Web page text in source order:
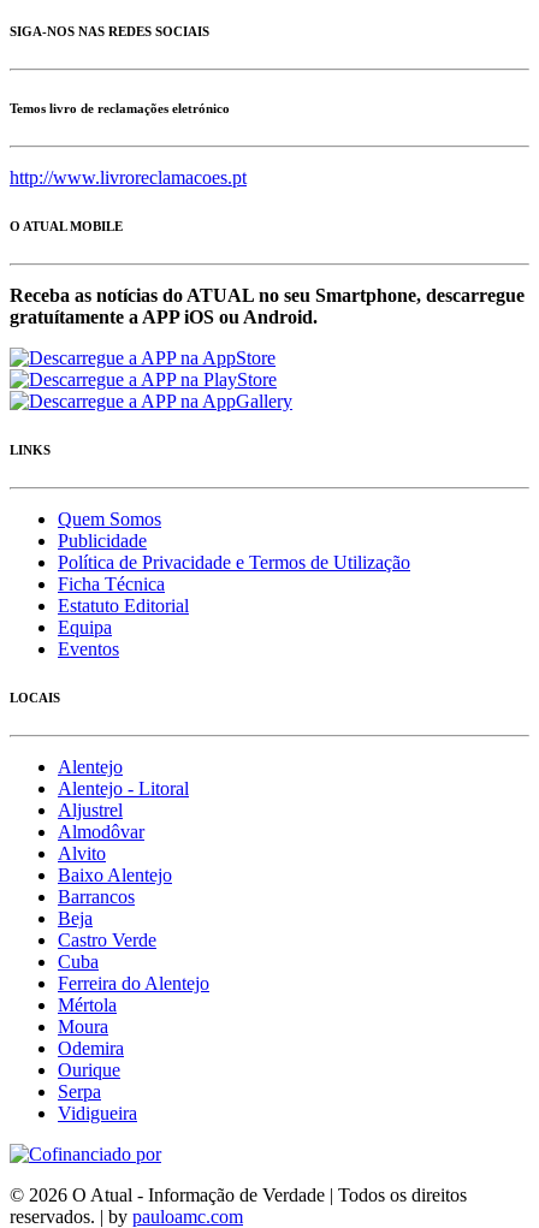
SIGA-NOS NAS REDES SOCIAIS
Temos livro de reclamações eletrónico
http://www.livroreclamacoes.pt
O ATUAL MOBILE
Receba as notícias do ATUAL no seu Smartphone, descarregue
gratuítamente a APP iOS ou Android.
LINKS
Quem Somos
Publicidade
Política de Privacidade e Termos de Utilização
Ficha Técnica
Estatuto Editorial
Equipa
Eventos
LOCAIS
Alentejo
Alentejo - Litoral
Aljustrel
Almodôvar
Alvito
Baixo Alentejo
Barrancos
Beja
Castro Verde
Cuba
Ferreira do Alentejo
Mértola
Moura
Odemira
Ourique
Serpa
Vidigueira
© 2026 O Atual - Informação de Verdade | Todos os direitos
reservados. | by pauloamc.com